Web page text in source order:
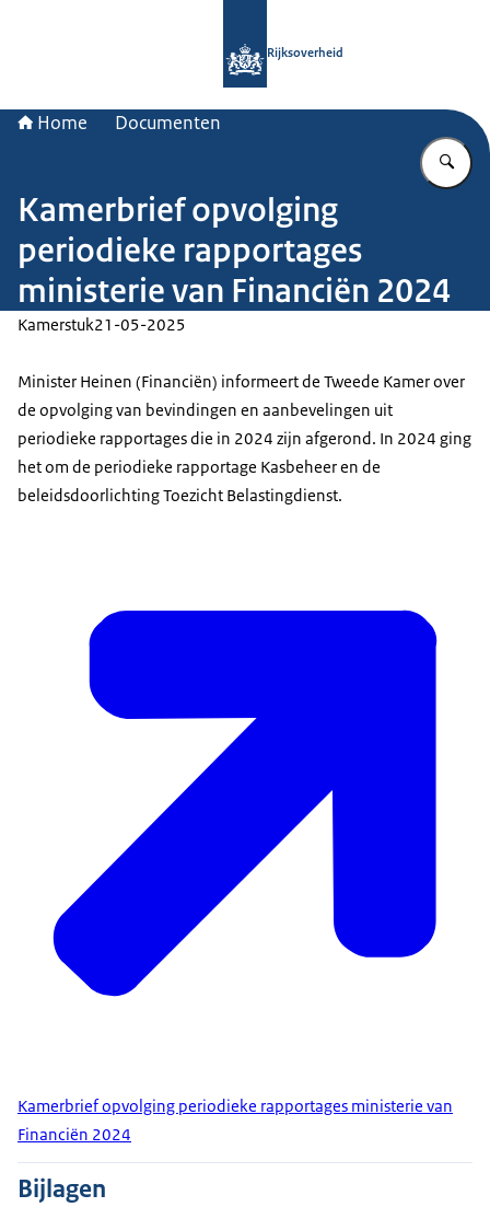
Rijksoverheid
Home Documenten
Kamerbrief opvolging
periodieke rapportages
ministerie van Financiën 2024
Kamerstuk21-05-2025
Minister Heinen (Financiën) informeert de Tweede Kamer over
de opvolging van bevindingen en aanbevelingen uit
periodieke rapportages die in 2024 zijn afgerond. In 2024 ging
het om de periodieke rapportage Kasbeheer en de
beleidsdoorlichting Toezicht Belastingdienst.
Kamerbrief opvolging periodieke rapportages ministerie van
Financiën 2024
Bijlagen